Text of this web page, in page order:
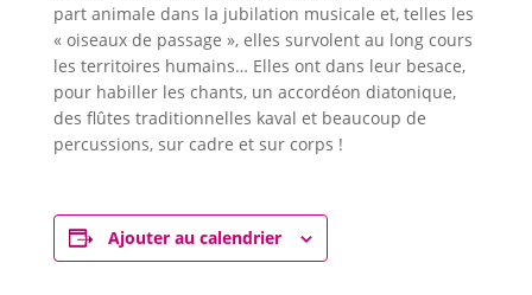
part animale dans la jubilation musicale et, telles les
« oiseaux de passage », elles survolent au long cours
les territoires humains… Elles ont dans leur besace,
pour habiller les chants, un accordéon diatonique,
des flûtes traditionnelles kaval et beaucoup de
percussions, sur cadre et sur corps !
Ajouter au calendrier